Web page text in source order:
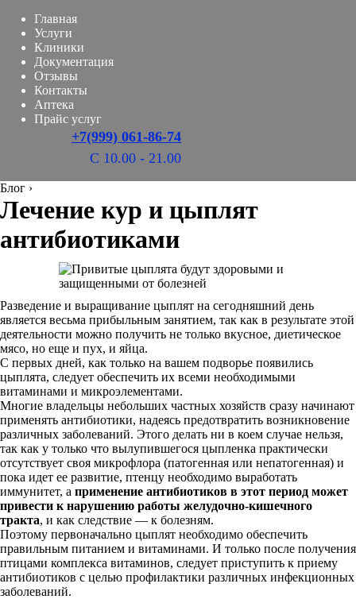
Главная
Услуги
Клиники
Документация
Отзывы
Контакты
Аптека
Прайс услуг
+7(999) 061-86-74
С 10.00 - 21.00
Блог ›
Лечение кур и цыплят
антибиотиками
Разведение и выращивание цыплят на сегодняшний день
является весьма прибыльным занятием, так как в результате этой
деятельности можно получить не только вкусное, диетическое
мясо, но еще и пух, и яйца.
С первых дней, как только на вашем подворье появились
цыплята, следует обеспечить их всеми необходимыми
витаминами и микроэлементами.
Многие владельцы небольших частных хозяйств сразу начинают
применять антибиотики, надеясь предотвратить возникновение
различных заболеваний. Этого делать ни в коем случае нельзя,
так как у только что вылупившегося цыпленка практически
отсутствует своя микрофлора (патогенная или непатогенная) и
пока идет ее развитие, птенцу необходимо выработать
иммунитет, а применение антибиотиков в этот период может
привести к нарушению работы желудочно-кишечного
тракта, и как следствие — к болезням.
Поэтому первоначально цыплят необходимо обеспечить
правильным питанием и витаминами. И только после получения
птицами комплекса витаминов, следует приступить к приему
антибиотиков с целью профилактики различных инфекционных
заболеваний.